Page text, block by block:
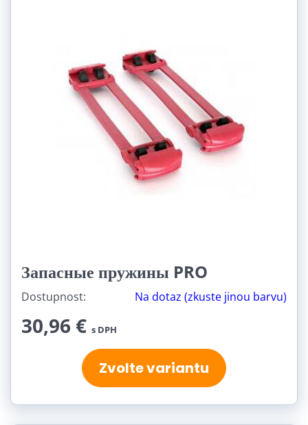
Запасные пружины PRO
Dostupnost: Na dotaz (zkuste jinou barvu)
30,96 € s DPH
Zvolte variantu